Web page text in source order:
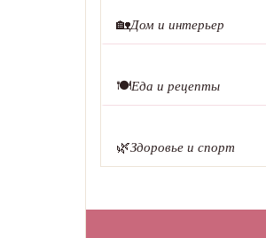
🏡Дом и интерьер
🍽️Еда и рецепты
🌿Здоровье и спорт